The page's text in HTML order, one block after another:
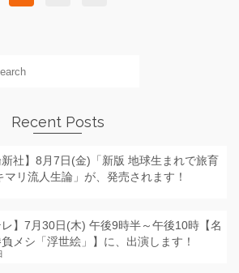
Recent Posts
新社】8月7日(金)「新版 地球生まれで旅育
マリ流人生論」が、発売されます！
レ】7月30日(木) 午後9時半～午後10時【名
メシ「浮世絵」】に、出演します！